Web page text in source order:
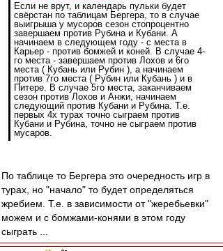
Если не врут, и календарь пульки будет
свёрстан по таблицам Бергера, то в случае
выигрыша у мусоров сезон стопроцентно
завершаем против Рубина и Кубани. А
начинаем в следующем году - с места в
Карьер - против бомжей и коней. В случае 4-
го места - завершаем против Лохов и 6го
места ( Кубань или Рубин ), а начинаем
против 7го места ( Рубин или Кубань ) и в
Питере. В случае 5го места, заканчиваем
сезон против Лохов и Анжи, начинаем
следующий против Кубани и Рубина. Т.е.
первых 4х турах точно сыграем против
Кубани и Рубина, точно не сыграем против
мусаров.
По таблице то Бергера это очередность игр в
турах, но "начало" то будет определяться
жребием. Т.е. в зависимости от "жеребьевки"
можем и с бомжами-конями в этом году
сыграть ...